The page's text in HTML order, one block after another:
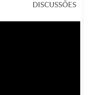
DISCUSSÕES